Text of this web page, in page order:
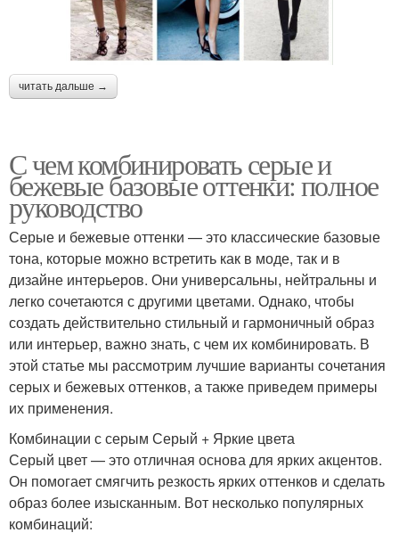
читать дальше →
С чем комбинировать серые и
бежевые базовые оттенки: полное
руководство
Серые и бежевые оттенки — это классические базовые
тона, которые можно встретить как в моде, так и в
дизайне интерьеров. Они универсальны, нейтральны и
легко сочетаются с другими цветами. Однако, чтобы
создать действительно стильный и гармоничный образ
или интерьер, важно знать, с чем их комбинировать. В
этой статье мы рассмотрим лучшие варианты сочетания
серых и бежевых оттенков, а также приведем примеры
их применения.
Комбинации с серым Серый + Яркие цвета
Серый цвет — это отличная основа для ярких акцентов.
Он помогает смягчить резкость ярких оттенков и сделать
образ более изысканным. Вот несколько популярных
комбинаций: